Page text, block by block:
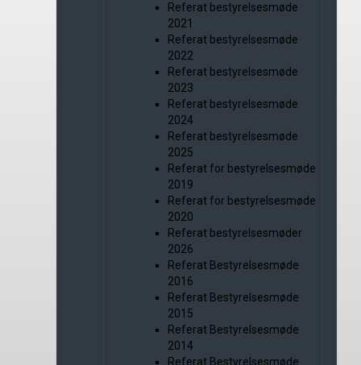
Referat bestyrelsesmøde
2021
Referat bestyrelsesmøde
2022
Referat bestyrelsesmøde
2023
Referat bestyrelsesmøde
2024
Referat bestyrelsesmøde
2025
Referat for bestyrelsesmøde
2019
Referat for bestyrelsesmøde
2020
Referat bestyrelsesmøder
2026
Referat Bestyrelsesmøde
2016
Referat Bestyrelsesmøde
2015
Referat Bestyrelsesmøde
2014
Referat Bestyrelsesmøde